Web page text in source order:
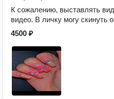
К сожалению, выставлять
видео. В личку могу скинуть
4500 ₽